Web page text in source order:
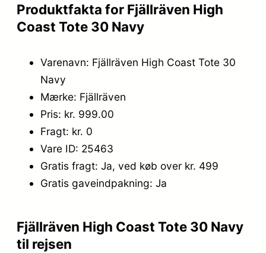
Produktfakta for Fjällräven High
Coast Tote 30 Navy
Varenavn: Fjällräven High Coast Tote 30
Navy
Mærke: Fjällräven
Pris: kr. 999.00
Fragt: kr. 0
Vare ID: 25463
Gratis fragt: Ja, ved køb over kr. 499
Gratis gaveindpakning: Ja
Fjällräven High Coast Tote 30 Navy
til rejsen